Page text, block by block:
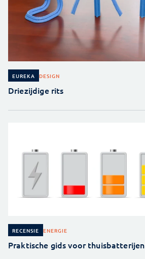
EUREKA DESIGN
Driezijdige rits
RECENSIE ENERGIE
Praktische gids voor thuisbatterijen